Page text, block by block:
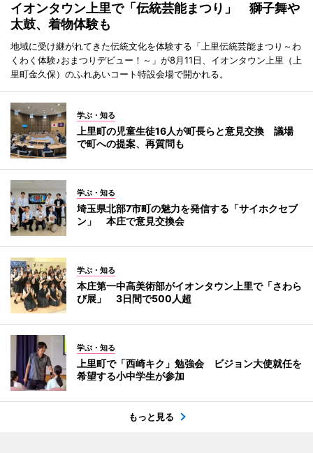
イオンタウン上里で「伝統芸能まつり」 獅子舞や
太鼓、着物体験も
地域に受け継がれてきた伝統文化を体験する「上里伝統芸能まつり～わ
くわく体験♪おまつりデビュー！～」が8月11日、イオンタウン上里（上
里町金久保）のふれあいコート特設会場で開かれる。
学ぶ・知る
上里町の児童生徒16人が町長らと意見交換 議場
で町への提案、再質問も
学ぶ・知る
埼玉県北部7市町の魅力を発信する「サイホクセブ
ン」 本庄で意見交換会
学ぶ・知る
本庄第一中高美術部がイオンタウン上里で「さわら
び展」 3日間で500人超
学ぶ・知る
上里町で「西崎キク」勉強会 ビジョン大使就任を
希望する小中学生が参加
もっと見る